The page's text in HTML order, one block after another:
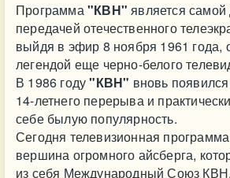
Программа"КВН" является
передачей отечественного
выйдя в эфир 8 ноября 1961 года,
легендой еще черно-белого
В 1986 году"КВН" вновь
14-летнего перерыва и
себе былую популярность.
Сегодня телевизионная программа
вершина огромного айсберга,
из себя Международный Союз